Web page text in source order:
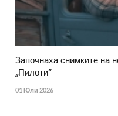
Започнаха снимките на
„Пилоти“
01 Юли 2026